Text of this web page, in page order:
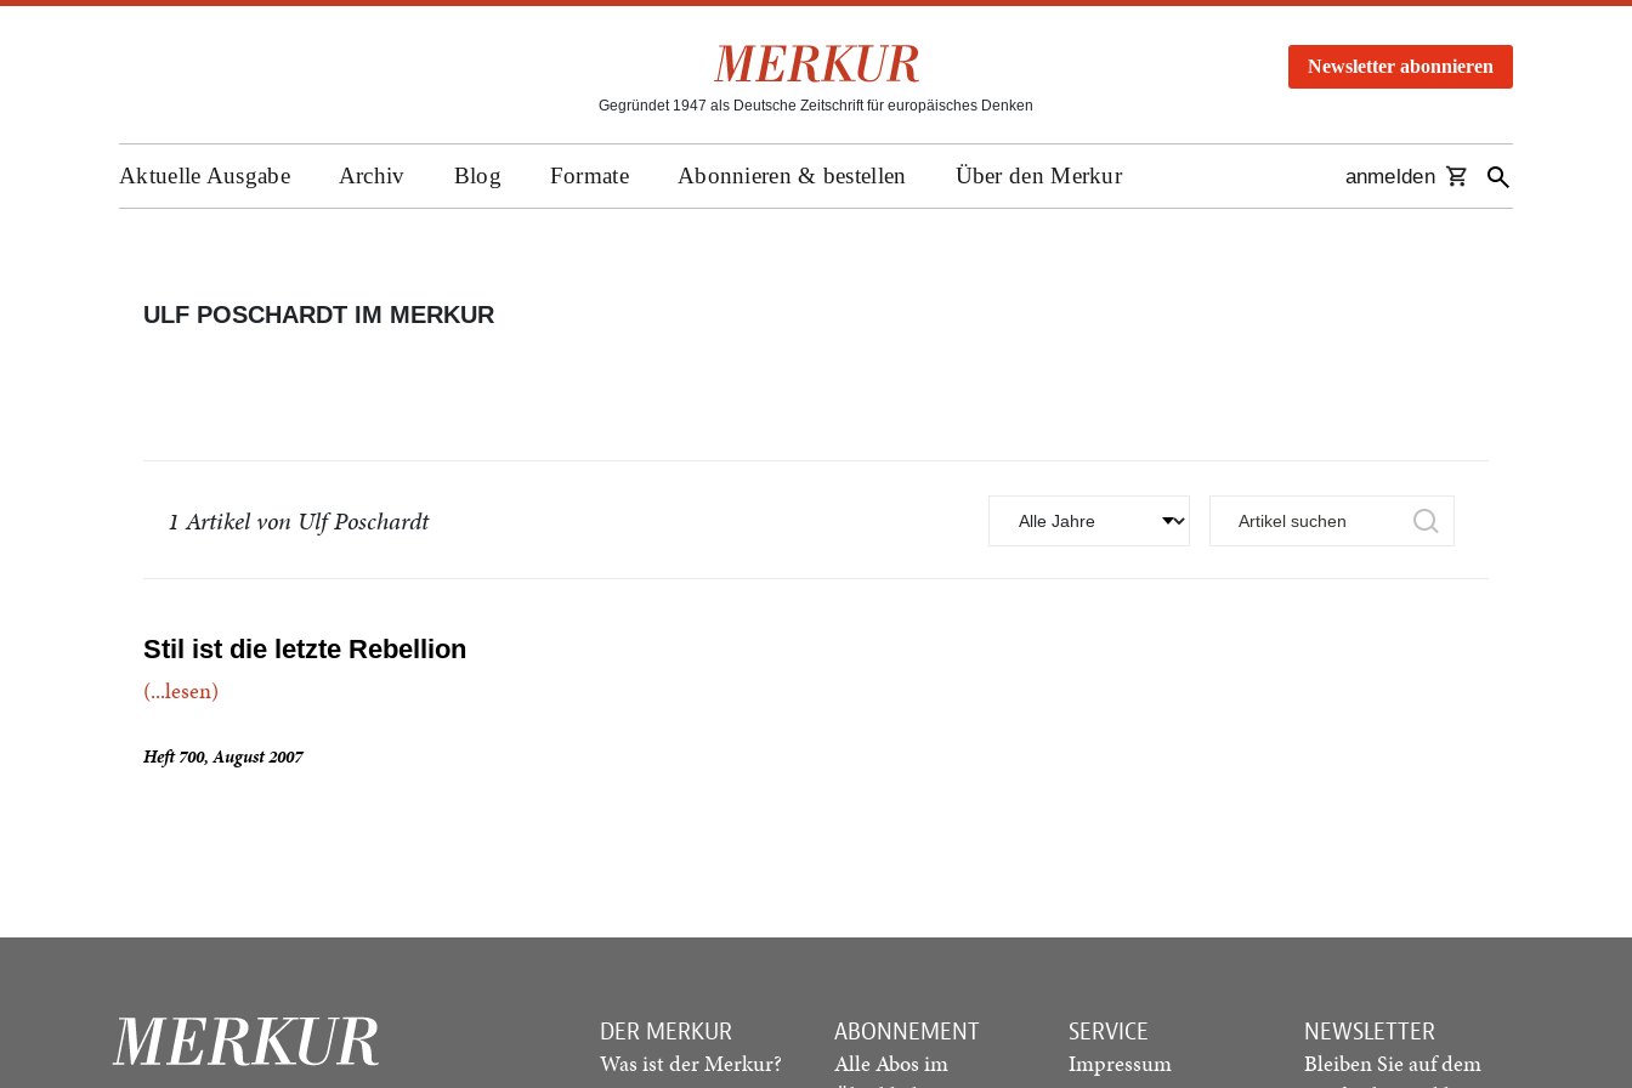
Gegründet 1947 als Deutsche Zeitschrift für europäisches Denken
Newsletter abonnieren
Aktuelle Ausgabe Archiv Blog Formate Abonnieren & bestellen Über den Merkur anmelden
ULF POSCHARDT IM MERKUR
1 Artikel von Ulf Poschardt
Stil ist die letzte Rebellion
(...lesen)
Heft 700, August 2007
DER MERKUR
Was ist der Merkur?
ABONNEMENT
Alle Abos im
SERVICE
Impressum
NEWSLETTER
Bleiben Sie auf dem